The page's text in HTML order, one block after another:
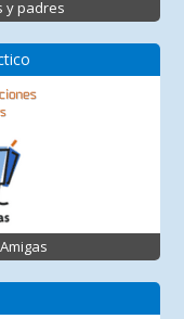
y padres